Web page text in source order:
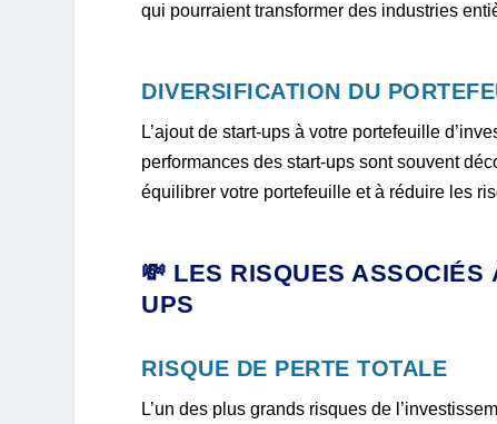
qui pourraient transformer des industries
DIVERSIFICATION DU
L’ajout de start-ups à votre portefeuille
performances des start-ups sont souvent
équilibrer votre portefeuille et à réduire les
💸 LES RISQUES ASSOCIÉS
UPS
RISQUE DE PERTE TOTALE
L’un des plus grands risques de